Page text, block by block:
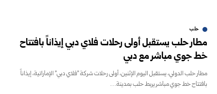
حلب
مطار حلب يستقبل أولى رحلات فلاي دبي إيذاناً بافتتاح
خط جوي مباشر مع دبي
مطار حلب الدولي، يستقبل اليوم الإثنين، أولى رحلات شركة "فلاي دبي" الإماراتية، إيذاناً
بافتتاح خط جوي مباشر يربط حلب بمدينة…